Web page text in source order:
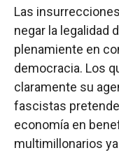
Las
negar la legalidad
plenamiente en
democracia. Los
claramente su
fascistas
economía en
multimillonarios